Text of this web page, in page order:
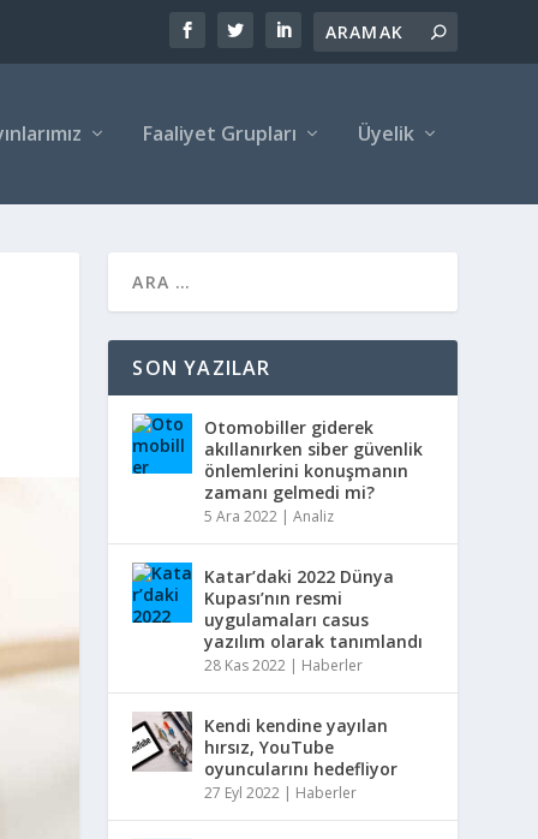
Faaliyet Grupları Üyelik
SON YAZILAR
Otomobiller giderek
akıllanırken siber güvenlik
önlemlerini konuşmanın
zamanı gelmedi mi?
5 Ara 2022 |Analiz
Katar’daki 2022 Dünya
Kupası’nın resmi
uygulamaları casus
yazılım olarak tanımlandı
28 Kas 2022 | Haberler
Kendi kendine yayılan
hırsız, YouTube
oyuncularını hedefliyor
27 Eyl 2022 | Haberler